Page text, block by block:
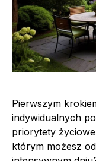
Pierwszym
indywidualnych
priorytety
którym możesz